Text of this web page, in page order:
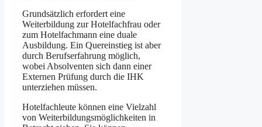
Grundsätzlich erfordert eine
Weiterbildung zur Hotelfachfrau oder
zum Hotelfachmann eine duale
Ausbildung. Ein Quereinstieg ist aber
durch Berufserfahrung möglich,
wobei Absolventen sich dann einer
Externen Prüfung durch die IHK
unterziehen müssen.
Hotelfachleute können eine Vielzahl
von Weiterbildungsmöglichkeiten in